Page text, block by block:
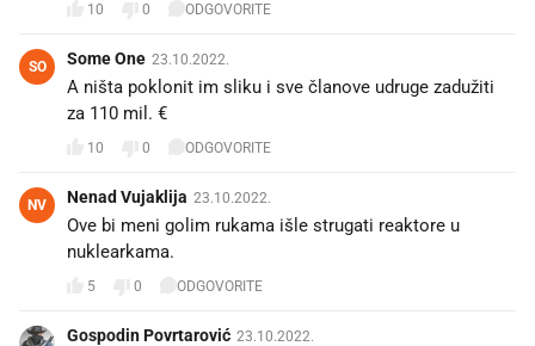
10 0 ODGOVORITE
SO Some One 23.10.2022.
A ništa poklonit im sliku i sve članove udruge zadužiti
za 110 mil. €
10 0 ODGOVORITE
NV Nenad Vujaklija 23.10.2022.
Ove bi meni golim rukama išle strugati reaktore u
nuklearkama.
5 0 ODGOVORITE
Gospodin Povrtarović 23.10.2022.